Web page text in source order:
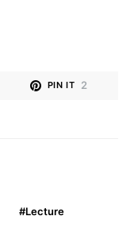
PIN IT 2
Lecture